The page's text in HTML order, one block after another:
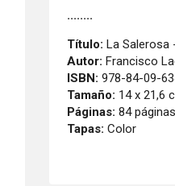
........
Título: La Salerosa
Autor: Francisco
ISBN: 978-84-09-
Tamaño: 14 x 21,6
Páginas: 84
Tapas: Color